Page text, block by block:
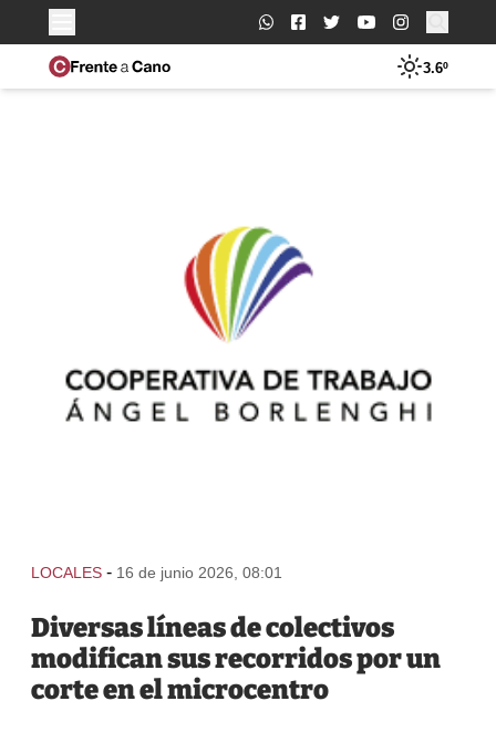
Buscar:
3.6º
LOCALES - 16 de junio 2026, 08:01
Diversas líneas de colectivos
modifican sus recorridos por un
corte en el microcentro